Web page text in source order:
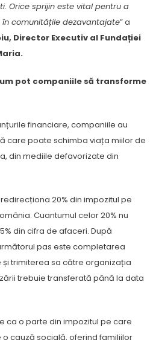
Orice sprijin este vital pentru a
comunitățile dezavantajate” a
Director Executiv al Fundației
pot companiile să transforme
financiare, companiile au
care poate schimba viața miilor de
din mediile defavorizate din
20% din impozitul pe
Cuantumul celor 20% nu
din cifra de afaceri. După
pas este completarea
trimiterea sa către organizația
trebuie transferată până la data
ca o parte din impozitul pe care
cauză socială, oferind familiilor